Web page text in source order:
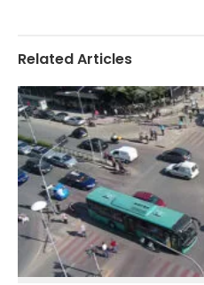
Related Articles